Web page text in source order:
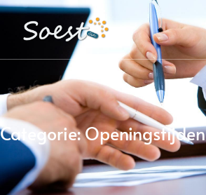
Categorie: Openingstijden